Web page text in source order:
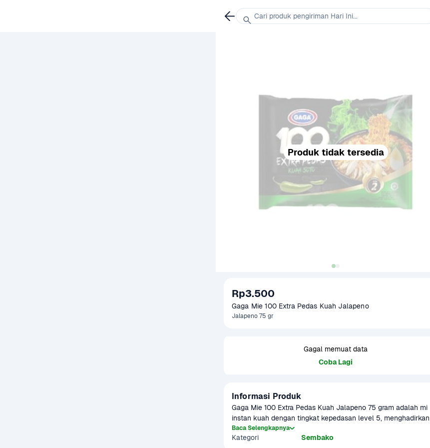
Produk tidak tersedia
Rp3.500
Gaga Mie 100 Extra Pedas Kuah Jalapeno
Jalapeno 75 gr
Gagal memuat data
Coba Lagi
Informasi Produk
Gaga Mie 100 Extra Pedas Kuah Jalapeno 75 gram adalah mi
instan kuah dengan tingkat kepedasan level 5, menghadirkan
sensasi pedas khas cabai jalapeno yang menggugah selera. Mi
ini memiliki tekstur kenyal dan disajikan dalam kemasan cup
Baca Selengkapnya
Kategori Sembako
Cari produk pengiriman Hari Ini...